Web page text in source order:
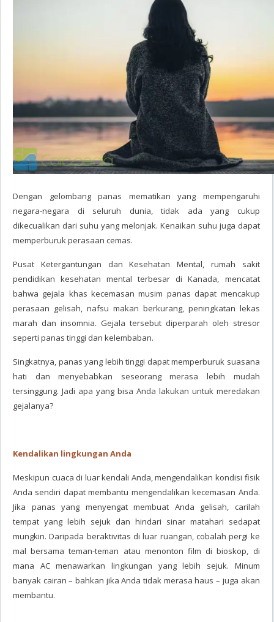
Dengan gelombang panas mematikan yang mempengaruhi
negara-negara di seluruh dunia, tidak ada yang cukup
dikecualikan dari suhu yang melonjak. Kenaikan suhu juga dapat
memperburuk perasaan cemas.
Pusat Ketergantungan dan Kesehatan Mental, rumah sakit
pendidikan kesehatan mental terbesar di Kanada, mencatat
bahwa gejala khas kecemasan musim panas dapat mencakup
perasaan gelisah, nafsu makan berkurang, peningkatan lekas
marah dan insomnia. Gejala tersebut diperparah oleh stresor
seperti panas tinggi dan kelembaban.
Singkatnya, panas yang lebih tinggi dapat memperburuk suasana
hati dan menyebabkan seseorang merasa lebih mudah
tersinggung. Jadi apa yang bisa Anda lakukan untuk meredakan
gejalanya?
Kendalikan lingkungan Anda
Meskipun cuaca di luar kendali Anda, mengendalikan kondisi fisik
Anda sendiri dapat membantu mengendalikan kecemasan Anda.
Jika panas yang menyengat membuat Anda gelisah, carilah
tempat yang lebih sejuk dan hindari sinar matahari sedapat
mungkin. Daripada beraktivitas di luar ruangan, cobalah pergi ke
mal bersama teman-teman atau menonton film di bioskop, di
mana AC menawarkan lingkungan yang lebih sejuk. Minum
banyak cairan – bahkan jika Anda tidak merasa haus – juga akan
membantu.